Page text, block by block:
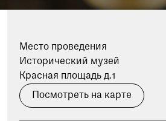
Просим вас пройти опрос
о качестве работы музея. Ваше
мнение поможет нам стать
Пройти опрос
Место проведения
Исторический музей
Красная площадь д.1
Посмотреть на карте